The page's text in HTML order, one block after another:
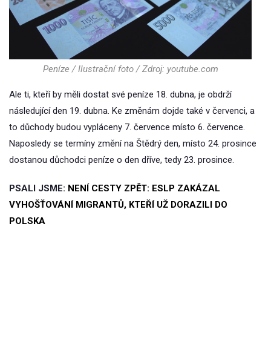
Peníze / Ilustrační foto / Zdroj: youtube.com
Ale ti, kteří by měli dostat své peníze 18. dubna, je obdrží
následující den 19. dubna. Ke změnám dojde také v červenci, a
to důchody budou vypláceny 7. července místo 6. července.
Naposledy se termíny změní na Štědrý den, místo 24. prosince
dostanou důchodci peníze o den dříve, tedy 23. prosince.
PSALI JSME: NENÍ CESTY ZPĚT: ESLP ZAKÁZAL
VYHOŠŤOVÁNÍ MIGRANTŮ, KTEŘÍ UŽ DORAZILI DO
POLSKA